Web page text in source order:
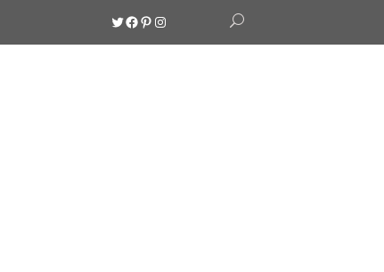
Twitter
Facebook
Pinterest
Instagram